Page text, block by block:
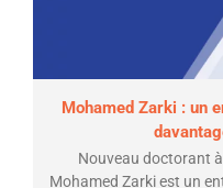
Mohamed Zarki : un
Nouveau doctorant à
Mohamed Zarki est un